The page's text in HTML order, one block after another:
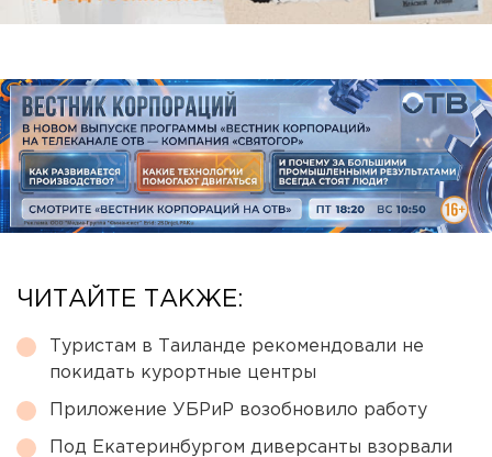
ЧИТАЙТЕ ТАКЖЕ:
Туристам в Таиланде рекомендовали не
покидать курортные центры
Приложение УБРиР возобновило работу
Под Екатеринбургом диверсанты взорвали